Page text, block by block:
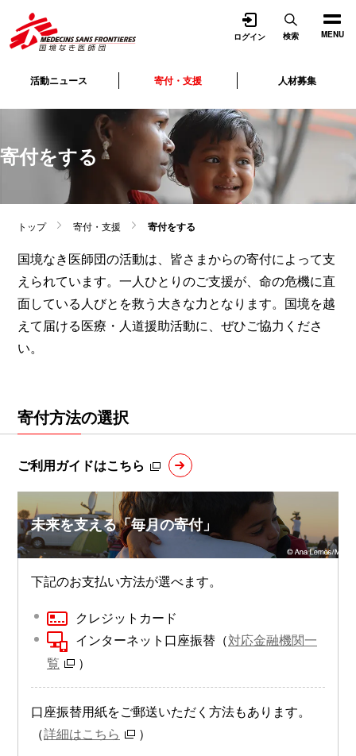
MENU
活動ニュース 寄付・支援 人材募集
ログイン 検索
トップ 寄付・支援 寄付をする
寄付をする
国境なき医師団の活動は、皆さまからの寄付によって支
えられています。一人ひとりのご支援が、命の危機に直
面している人びとを救う大きな力となります。国境を越
えて届ける医療・人道援助活動に、ぜひご協力くださ
い。
寄付方法の選択
ご利用ガイドはこちら
未来を支える「毎月の寄付」
下記のお支払い方法が選べます。
クレジットカード
インターネット口座振替（対応金融機関一
覧
）
口座振替用紙をご郵送いただく方法もあります。
（詳細はこちら ）